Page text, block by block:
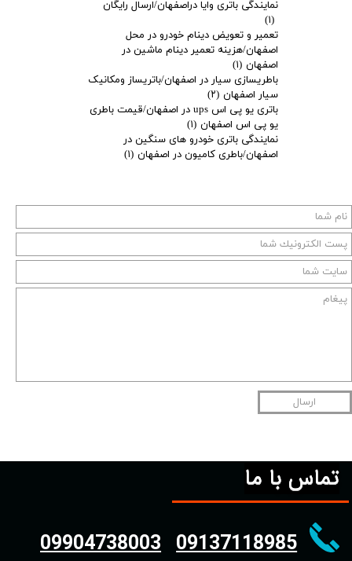
ارسال
نمایندگی باتری وایا دراصفهان/ارسال رایگان
(۱)
تعمیر و تعویض دینام خودرو در محل
اصفهان/هزینه تعمیر دینام ماشین در
اصفهان (۱)
باطریسازی سیار در اصفهان/باتریساز ومکانیک
سیار اصفهان (۲)
باتری یو پی اس ups در اصفهان/قیمت باطری
یو پی اس اصفهان (۱)
نمایندگی باتری خودرو های سنگین در
اصفهان/باطری کامیون در اصفهان (۱)
تماس با ما
09904738003 09137118985